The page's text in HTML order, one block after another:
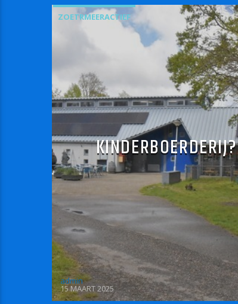
ZOETRMEERACTIEF
KINDERBOERDERIJ?
admin
15 MAART 2025